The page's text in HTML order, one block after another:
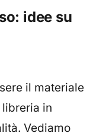
idee su
il materiale
in
Vediamo